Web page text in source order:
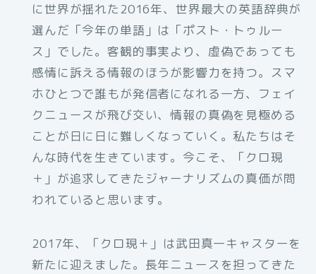
に世界が揺れた2016年、世界最大の英語辞典が
選んだ「今年の単語」は「ポスト・トゥルー
ス」でした。客観的事実より、虚偽であっても
感情に訴える情報のほうが影響力を持つ。スマ
ホひとつで誰もが発信者になれる一方、フェイ
クニュースが飛び交い、情報の真偽を見極める
ことが日に日に難しくなっていく。私たちはそ
んな時代を生きています。今こそ、「クロ現
＋」が追求してきたジャーナリズムの真価が問
われていると思います。
2017年、「クロ現＋」は武田真一キャスターを
新たに迎えました。長年ニュースを担ってきた